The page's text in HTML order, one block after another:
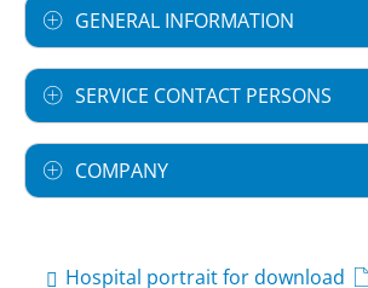
GENERAL INFORMATION
SERVICE CONTACT PERSONS
COMPANY
Hospital portrait for download